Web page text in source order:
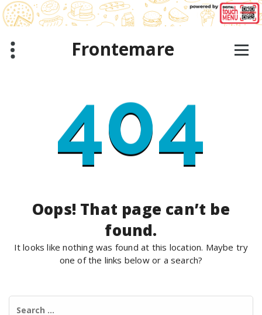
Skip
to
content
Frontemare
404
Oops! That page can’t be
found.
It looks like nothing was found at this location. Maybe try
one of the links below or a search?